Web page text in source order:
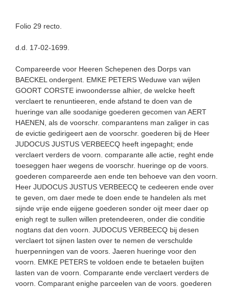
Folio 29 recto.
d.d. 17-02-1699.
Compareerde voor Heeren Schepenen des Dorps van
BAECKEL ondergent. EMKE PETERS Weduwe van wijlen
GOORT CORSTE inwoondersse alhier, de welcke heeft
verclaert te renuntieeren, ende afstand te doen van de
hueringe van alle soodanige goederen gecomen van AERT
HAENEN, als de voorschr. comparantens man zaliger in cas
de evictie gedirigeert aen de voorschr. goederen bij de Heer
JUDOCUS JUSTUS VERBEECQ heeft ingepaght; ende
verclaert verders de voorn. comparante alle actie, reght ende
toeseggen haer wegens de voorschr. hueringe op de voors.
goederen compareerde aen ende ten behoeve van den voorn.
Heer JUDOCUS JUSTUS VERBEECQ te cedeeren ende over
te geven, om daer mede te doen ende te handelen als met
sijnde vrije ende eijgene goederen sonder oijt meer daer op
enigh regt te sullen willen pretendeeren, onder die conditie
nogtans dat den voorn. JUDOCUS VERBEECQ bij desen
verclaert tot sijnen lasten over te nemen de verschulde
huerpenningen van de voors. Jaeren hueringe voor den
voorn. EMKE PETERS te voldoen ende te betaelen buijten
lasten van de voorn. Comparante ende verclaert verders de
voorn. Comparant enighe parceelen van de voors. goederen